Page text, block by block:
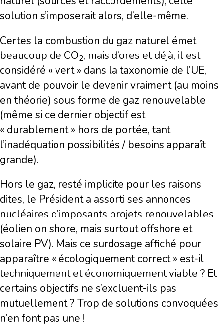
solution s’imposerait alors, d’elle-même.
Certes la combustion du gaz naturel émet
beaucoup de CO2, mais d’ores et déjà, il est
considéré « vert » dans la taxonomie de l’UE,
avant de pouvoir le devenir vraiment (au moins
en théorie) sous forme de gaz renouvelable
(même si ce dernier objectif est
« durablement » hors de portée, tant
l’inadéquation possibilités / besoins apparaît
grande).
Hors le gaz, resté implicite pour les raisons
dites, le Président a assorti ses annonces
nucléaires d’imposants projets renouvelables
(éolien on shore, mais surtout offshore et
solaire PV). Mais ce surdosage affiché pour
apparaître « écologiquement correct » est-il
techniquement et économiquement viable ? Et
certains objectifs ne s’excluent-ils pas
mutuellement ? Trop de solutions convoquées
n’en font pas une !